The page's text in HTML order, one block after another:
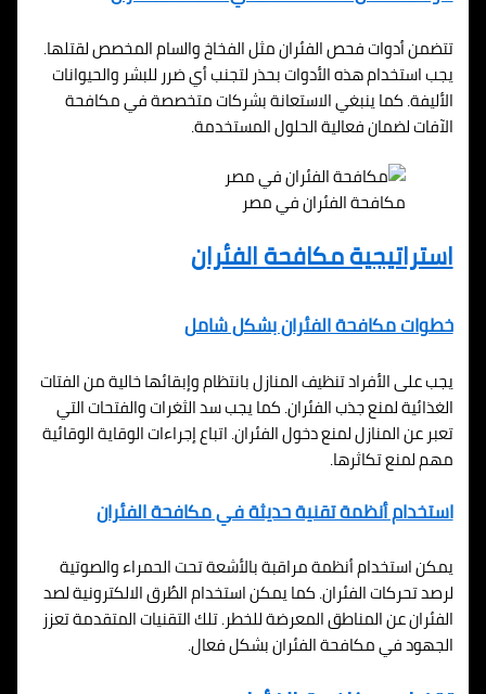
تتضمن أدوات فحص الفئران مثل الفخاخ والسام المخصص لقتلها.
يجب استخدام هذه الأدوات بحذر لتجنب أي ضرر للبشر والحيوانات
الأليفة. كما ينبغي الاستعانة بشركات متخصصة في مكافحة
الآفات لضمان فعالية الحلول المستخدمة.
مكافحة الفئران في مصر
استراتيجية مكافحة الفئران
خطوات مكافحة الفئران بشكل شامل
يجب على الأفراد تنظيف المنازل بانتظام وإبقائها خالية من الفتات
الغذائية لمنع جذب الفئران. كما يجب سد الثغرات والفتحات التي
تعبر عن المنازل لمنع دخول الفئران. اتباع إجراءات الوقاية الوقائية
مهم لمنع تكاثرها.
استخدام أنظمة تقنية حديثة في مكافحة الفئران
يمكن استخدام أنظمة مراقبة بالأشعة تحت الحمراء والصوتية
لرصد تحركات الفئران. كما يمكن استخدام الطُرق الالكترونية لصد
الفئران عن المناطق المعرضة للخطر. تلك التقنيات المتقدمة تعزز
الجهود في مكافحة الفئران بشكل فعال.